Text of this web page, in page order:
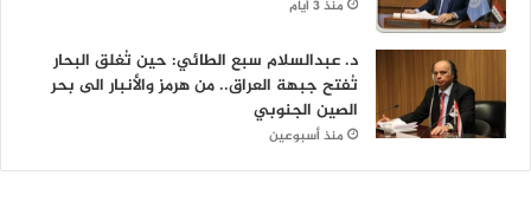
منذ 3 أيام
د. عبدالسلام سبع الطائي: حين تُغلق البحار
تُفتح جبهة العراق.. من هرمز والأنبار الى بحر
الصين الجنوبي
منذ أسبوعين